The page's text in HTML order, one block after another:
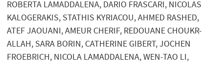
ROBERTA LAMADDALENA, DARIO FRASCARI, NICOLAS
KALOGERAKIS, STATHIS KYRIACOU, AHMED RASHED,
ATEF JAOUANI, AMEUR CHERIF, REDOUANE CHOUKR-
ALLAH, SARA BORIN, CATHERINE GIBERT, JOCHEN
FROEBRICH, NICOLA LAMADDALENA, WEN-TAO LI,